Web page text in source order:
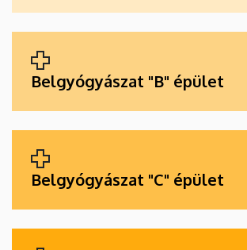
Belgyógyászat "B" épület
Belgyógyászat "C" épület